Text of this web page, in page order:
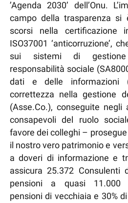
’Agenda 2030’ dell’Onu.
campo della trasparenza si
scorsi nella certificazione
ISO37001 ‘anticorruzione’,
sui sistemi di gestione
responsabilità sociale
dati e delle informazioni
correttezza nella gestione
(Asse.Co.), conseguite negli
consapevoli del ruolo
favore dei colleghi –
il nostro vero patrimonio e
a doveri di informazione e
assicura 25.372 Consulenti
pensioni a quasi 11.000
pensioni di vecchiaia e 30%